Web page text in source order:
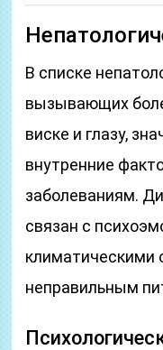
В списке
вызывающих
виске и глазу,
внутренние
заболеваниям.
связан с
климатическими
неправильным